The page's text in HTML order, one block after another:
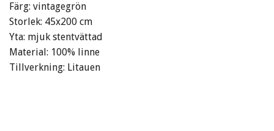
Färg: vintagegrön
Storlek: 45x200 cm
Yta: mjuk stentvättad
Material: 100% linne
Tillverkning: Litauen